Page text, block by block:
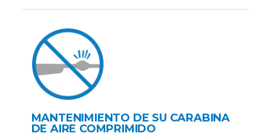
MANTENIMIENTO DE SU CARABINA
DE AIRE COMPRIMIDO